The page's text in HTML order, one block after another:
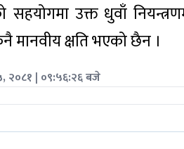
सहयोगमा उक्त धुवाँ
मानवीय क्षति भएको छैन ।
२०८१ | ०९:५६:२६ बजे